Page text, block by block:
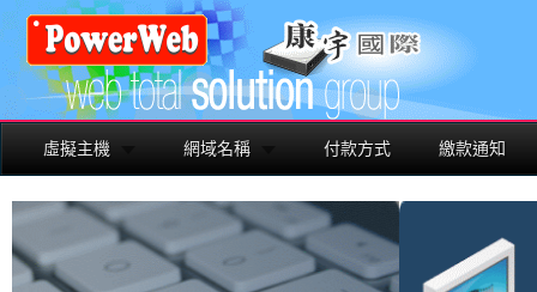
虛擬主機 網域名稱 付款方式 繳款通知